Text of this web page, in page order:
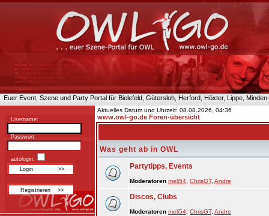
Euer Event, Szene und Party Portal für Bielefeld, Gütersloh, Herford, Höxter, Lippe,
Username:
Passwort:
autologin:
Aktuelles Datum und Uhrzeit: 08.08.2026, 04:36
www.owl-go.de Foren-übersicht
Was geht ab in OWL
Partytipps, Events
Moderatoren meli54 ChrisGT, Andre
Discos, Clubs
Moderatoren meli54 ChrisGT, Andre